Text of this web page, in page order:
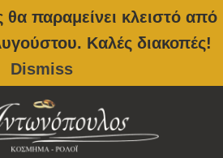
παραμείνει κλειστό από
Καλές διακοπές!
Dismiss